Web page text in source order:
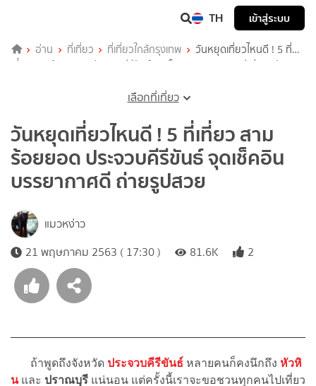
TH เข้าสู่ระบบ
อ่าน ที่เที่ยว ที่เที่ยวใกล้กรุงเทพ
วันหยุดเที่ยวไหนดี ! 5 ที่
เที่ยว สามร้อยยอด ประจวบคีรีขันธ์ จุดเช็คอิน บรรยากาศดี ถ่ายรูปสวย
เลือกที่เที่ยว
วันหยุดเที่ยวไหนดี ! 5 ที่เที่ยว สาม
ร้อยยอด ประจวบคีรีขันธ์ จุดเช็คอิน
บรรยากาศดี ถ่ายรูปสวย
แมวหง่าว
21 พฤษภาคม 2563 ( 17:30 )
81.6K 2
ถ้าพูดถึงจังหวัด ประจวบคีรีขันธ์ หลายคนก็คงนึกถึง หัวหิ
นและ ปราณบุรี แน่นอน แต่ครั้งนี้เราจะขอชวนทุกคนไปเที่ยว